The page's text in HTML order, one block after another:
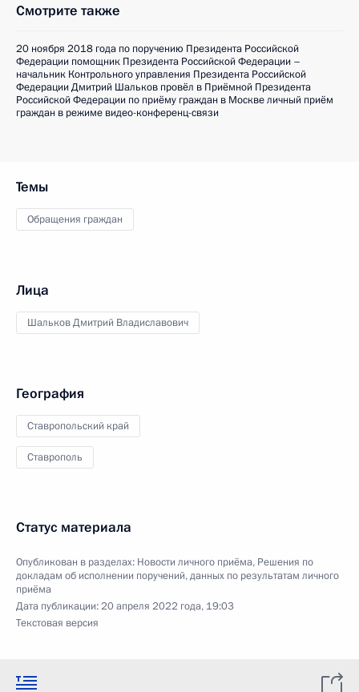
Смотрите также
20 ноября 2018 года по поручению Президента Российской
Федерации помощник Президента Российской Федерации –
начальник Контрольного управления Президента Российской
Федерации Дмитрий Шальков провёл в Приёмной Президента
Российской Федерации по приёму граждан в Москве личный приём
граждан в режиме видео-конференц-связи
Темы
Обращения граждан
Лица
Шальков Дмитрий Владиславович
География
Ставропольский край
Ставрополь
Статус материала
Опубликован в разделах: Новости личного приёма, Решения по
докладам об исполнении поручений, данных по результатам личного
приёма
Дата публикации:20 апреля 2022 года, 19:03
Текстовая версия